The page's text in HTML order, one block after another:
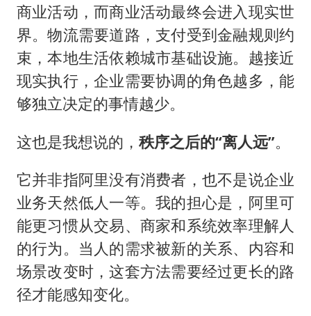
商业活动，而商业活动最终会进入现实世
界。物流需要道路，支付受到金融规则约
束，本地生活依赖城市基础设施。越接近
现实执行，企业需要协调的角色越多，能
够独立决定的事情越少。
这也是我想说的， 秩序之后的“离人远”。
它并非指阿里没有消费者，也不是说企业
业务天然低人一等。我的担心是，阿里可
能更习惯从交易、商家和系统效率理解人
的行为。当人的需求被新的关系、内容和
场景改变时，这套方法需要经过更长的路
径才能感知变化。